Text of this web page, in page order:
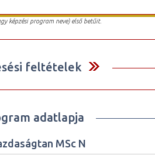
képzési program neve) első betűit.
feltételek
adatlapja
MSc N